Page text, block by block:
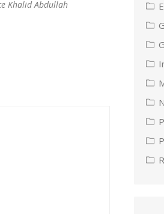
Khalid Abdullah